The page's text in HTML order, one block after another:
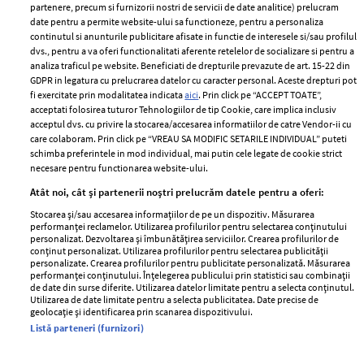
ELLE Style Awards
2024
Despre ELLE
Romania
Contact
Abonamente
Termeni si conditii
Politica de
confidențialitate
Politica de cookies
Publicitate
GSP
Unica
Baby
Retete
femei
Viva
Avantaje
Retete practice
Pariază responsabil! Decizia ONJN nr. 821/25.09.2025.
Jocurile de noroc sunt interzise minorilor.
partenere, precum si furnizorii nostri de servicii de date analitice) prelucram
date pentru a permite website-ului sa functioneze, pentru a personaliza
continutul si anunturile publicitare afisate in functie de interesele si/sau profilul
dvs., pentru a va oferi functionalitati aferente retelelor de socializare si pentru a
analiza traficul pe website. Beneficiati de drepturile prevazute de art. 15-22 din
GDPR in legatura cu prelucrarea datelor cu caracter personal. Aceste drepturi pot
fi exercitate prin modalitatea indicataaici. Prin click pe “ACCEPT TOATE”,
acceptati folosirea tuturor Tehnologiilor de tip Cookie, care implica inclusiv
acceptul dvs. cu privire la stocarea/accesarea informatiilor de catre Vendor-ii cu
care colaboram. Prin click pe “VREAU SA MODIFIC SETARILE INDIVIDUAL” puteti
schimba preferintele in mod individual, mai putin cele legate de cookie strict
necesare pentru functionarea website-ului.
Atât noi, cât și partenerii noștri prelucrăm datele pentru a oferi:
Stocarea și/sau accesarea informațiilor de pe un dispozitiv. Măsurarea
performanței reclamelor. Utilizarea profilurilor pentru selectarea conținutului
personalizat. Dezvoltarea și îmbunătățirea serviciilor. Crearea profilurilor de
conținut personalizat. Utilizarea profilurilor pentru selectarea publicității
personalizate. Crearea profilurilor pentru publicitate personalizată. Măsurarea
performanței conținutului. Înțelegerea publicului prin statistici sau combinații
de date din surse diferite. Utilizarea datelor limitate pentru a selecta conținutul.
Utilizarea de date limitate pentru a selecta publicitatea. Date precise de
geolocație și identificarea prin scanarea dispozitivului.
Listă parteneri (furnizori)